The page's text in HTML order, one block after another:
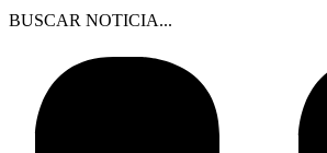
BUSCAR NOTICIA...